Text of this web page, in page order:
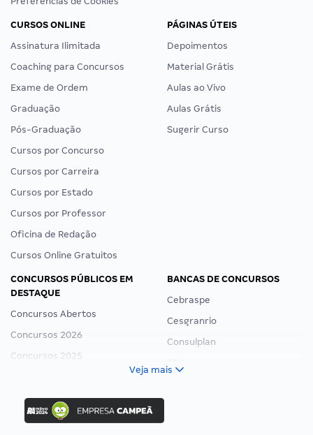
CURSOS ONLINE
Assinatura Ilimitada
Coaching para Concursos
Exame de Ordem
Graduação
Pós-Graduação
Cursos por Concurso
Cursos por Carreira
Cursos por Estado
Cursos por Professor
Oficina de Redação
Cursos Online Gratuitos
PÁGINAS ÚTEIS
Depoimentos
Material Grátis
Aulas ao Vivo
Aulas Grátis
Sugerir Curso
CONCURSOS PÚBLICOS EM
DESTAQUE
Concursos Abertos
Concursos 2026
Concursos 2025
Concurso Ibama
Concurso MPU
BANCAS DE CONCURSOS
Cebraspe
Cesgranrio
Consulplan
Veja mais